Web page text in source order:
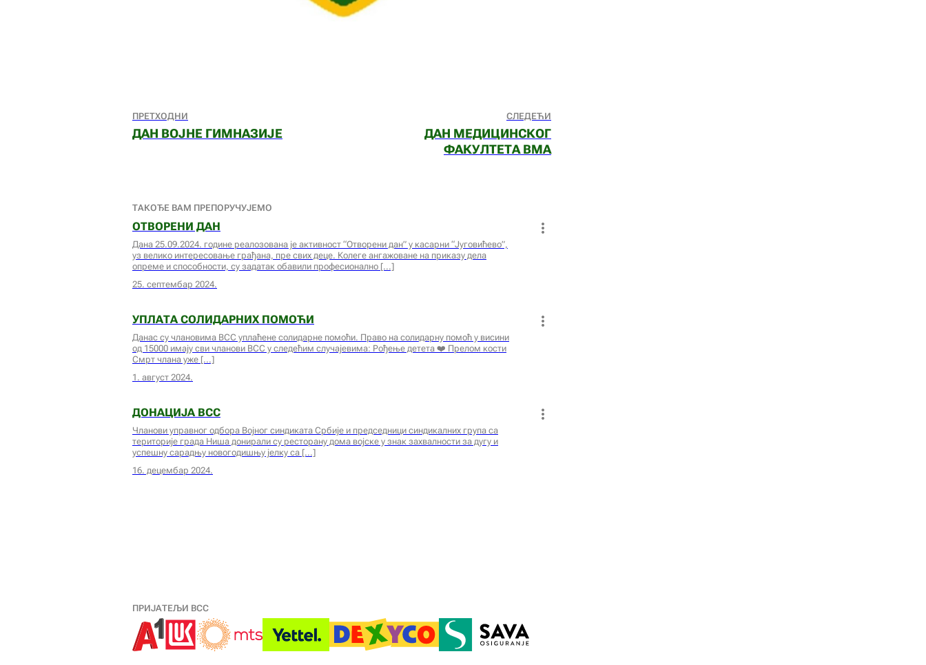
ПРЕТХОДНИ
ДАН ВОЈНЕ ГИМНАЗИЈЕ
СЛЕДЕЋИ
ДАН МЕДИЦИНСКОГ
ФАКУЛТЕТА ВМА
ТАКОЂЕ ВАМ ПРЕПОРУЧУЈЕМО
ОТВОРЕНИ ДАН
Дана 25.09.2024. године реалозована је активност “Отворени дан” у касарни “Југовићево”,
уз велико интересовање грађана, пре свих деце. Колеге ангажоване на приказу дела
опреме и способности, су задатак обавили професионално
25. септембар 2024.
УПЛАТА СОЛИДАРНИХ ПОМОЋИ
Данас су члановима ВСС уплаћене солидарне помоћи. Право на солидарну помоћ у висини
од 15000 имају сви чланови ВСС у следећим случајевима: Рођење детета ❤️ Прелом кости
Смрт члана уже
1. август 2024.
ДОНАЦИЈА ВСС
Чланови управног одбора Војног синдиката Србије и председници синдикалних група са
територије града Ниша донирали су ресторану дома војске у знак захвалности за дугу и
успешну сарадњу новогодишњу јелку са
16. децембар 2024.
ПРИЈАТЕЉИ ВСС